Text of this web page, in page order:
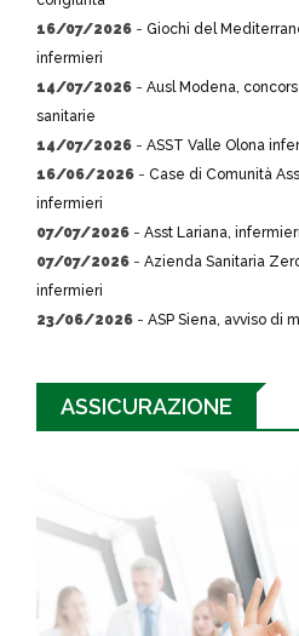
16/07/2026 - Giochi del
infermieri
14/07/2026 - Ausl Modena,
sanitarie
14/07/2026 - ASST Valle Olona
16/06/2026 - Case di Comunità
infermieri
07/07/2026 - Asst Lariana,
07/07/2026 - Azienda Sanitaria
infermieri
23/06/2026 - ASP Siena, avviso di
ASSICURAZIONE